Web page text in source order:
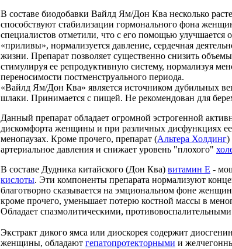
В составе биодобавки Вайлд Ям/Дон Ква несколько
способствуют стабилизации гормонального фона
специалистов отметили, что с его помощью улучшается
«приливы», нормализуется давление, сердечная
жизни. Препарат позволяет существенно снизить
стимулируя ее репродуктивную систему, нормализуя
переносимости постменструального периода.
«Вайлд Ям/Дон Ква» является источником дубильных
шлаки. Принимается с пищей. Не рекомендован для
Данный препарат обладает огромной эстрогенной
дискомфорта женщины и при различных дисфункциях
менопаузах. Кроме прочего, препарат (Альтера Холдинг)
артериальное давления и снижает уровень "плохого"
В составе Дудника китайского (Дон Ква) витамин Е -
кислоты. Эти компоненты препарата нормализуют
благотворно сказывается на эмциональном фоне
кроме прочего, уменьшает потерю костной массы в
Обладает спазмолитическими,
Экстракт дикого ямса или диоскорея содержит
женщины, обладают гепатопротекторными и